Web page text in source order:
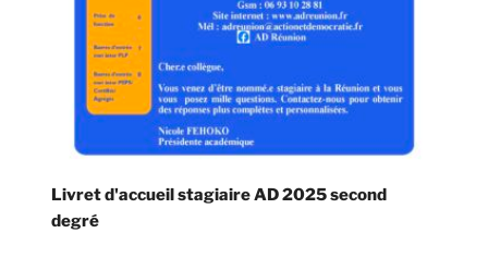
Livret d'accueil stagiaire AD 2025 second
degré